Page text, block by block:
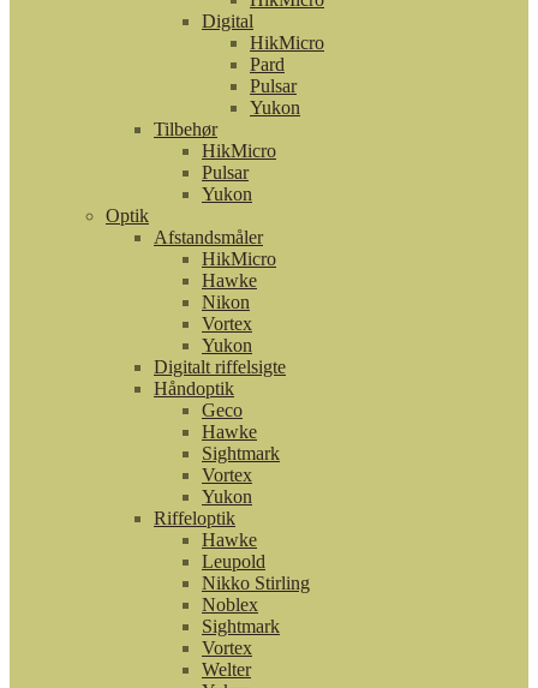
Digital
HikMicro
Pard
Pulsar
Yukon
Tilbehør
HikMicro
Pulsar
Yukon
Optik
Afstandsmåler
HikMicro
Hawke
Nikon
Vortex
Yukon
Digitalt riffelsigte
Håndoptik
Geco
Hawke
Sightmark
Vortex
Yukon
Riffeloptik
Hawke
Leupold
Nikko Stirling
Noblex
Sightmark
Vortex
Welter